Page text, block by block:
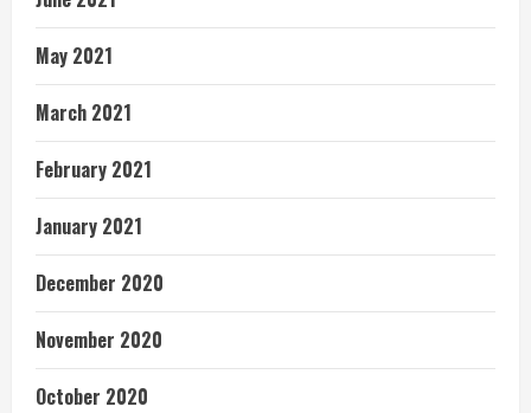
May 2021
March 2021
February 2021
January 2021
December 2020
November 2020
October 2020